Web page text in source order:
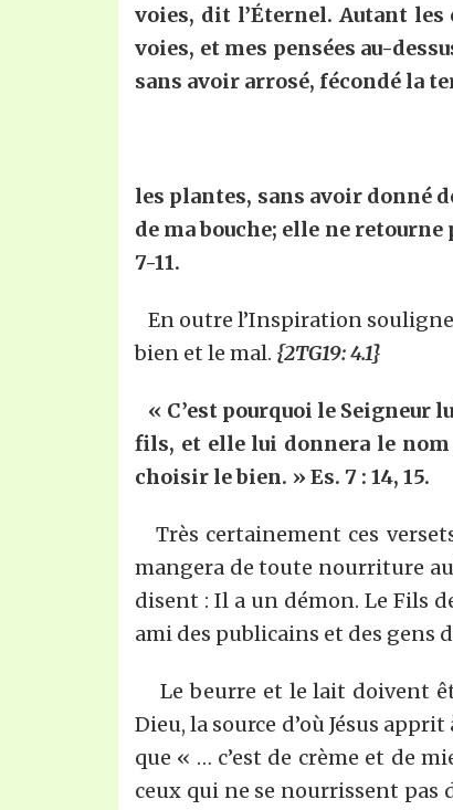
voies, dit l’Éternel. Autant les
voies, et mes pensées au-
sans avoir arrosé, fécondé la
les plantes, sans avoir donné
de ma bouche; elle ne
7-11.
En outre l’Inspiration
bien et le mal. {2TG19: 4.1}
« C’est pourquoi le
fils, et elle lui donnera le nom
choisir le bien. » Es. 7 : 14, 15.
Très certainement ces
mangera de toute nourriture
disent : Il a un démon. Le Fils
ami des publicains et des gens
Le beurre et le lait doivent
Dieu, la source d’où Jésus
que « … c’est de crème et de
ceux qui ne se nourrissent pas